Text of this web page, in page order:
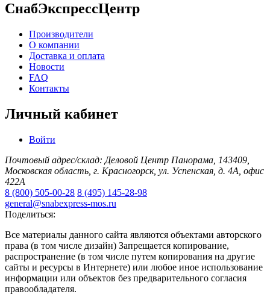
СнабЭкспрессЦентр
Производители
О компании
Доставка и оплата
Новости
FAQ
Контакты
Личный кабинет
Войти
Почтовый адрес/склад: Деловой Центр Панорама, 143409,
Московская область, г. Красногорск, ул. Успенская, д. 4А, офис
422А
8 (800) 505-00-28 8 (495) 145-28-98
general@snabexpress-mos.ru
Поделиться:
Все материалы данного сайта являются объектами авторского
права (в том числе дизайн) Запрещается копирование,
распространение (в том числе путем копирования на другие
сайты и ресурсы в Интернете) или любое иное использование
информации или объектов без предварительного согласия
правообладателя.